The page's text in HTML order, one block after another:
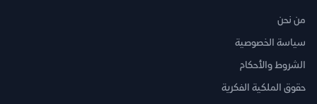
من نحن
سياسة الخصوصية
الشروط والأحكام
حقوق الملكية الفكرية